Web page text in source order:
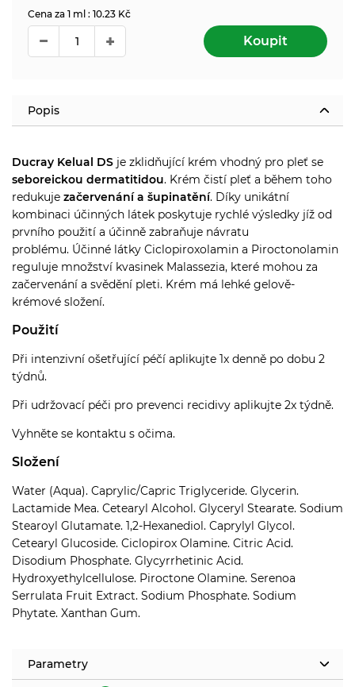
Cena za 1 ml : 10.23 Kč
Koupit
Popis
Ducray Kelual DS je zklidňující krém vhodný pro pleť se
seboreickou dermatitidou. Krém čistí pleť a během toho
redukuje začervenání a šupinatění. Díky unikátní
kombinaci účinných látek poskytuje rychlé výsledky jíž od
prvního použití a účinně zabraňuje návratu
problému. Účinné látky Ciclopiroxolamin a Piroctonolamin
reguluje množství kvasinek Malassezia, které mohou za
začervenání a svědění pleti. Krém má lehké gelově-
krémové složení.
Použití
Při intenzivní ošetřující péčí aplikujte 1x denně po dobu 2
týdnů.
Při udržovací péči pro prevenci recidivy aplikujte 2x týdně.
Vyhněte se kontaktu s očima.
Složení
Water (Aqua). Caprylic/Capric Triglyceride. Glycerin.
Lactamide Mea. Cetearyl Alcohol. Glyceryl Stearate. Sodium
Stearoyl Glutamate. 1,2-Hexanediol. Caprylyl Glycol.
Cetearyl Glucoside. Ciclopirox Olamine. Citric Acid.
Disodium Phosphate. Glycyrrhetinic Acid.
Hydroxyethylcellulose. Piroctone Olamine. Serenoa
Serrulata Fruit Extract. Sodium Phosphate. Sodium
Phytate. Xanthan Gum.
Parametry